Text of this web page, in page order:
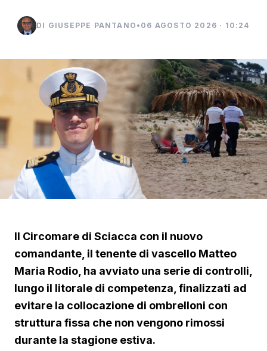
DI GIUSEPPE PANTANO • 06 AGOSTO 2026 · 10:24
Il Circomare di Sciacca con il nuovo
comandante, il tenente di vascello Matteo
Maria Rodio, ha avviato una serie di controlli,
lungo il litorale di competenza, finalizzati ad
evitare la collocazione di ombrelloni con
struttura fissa che non vengono rimossi
durante la stagione estiva.